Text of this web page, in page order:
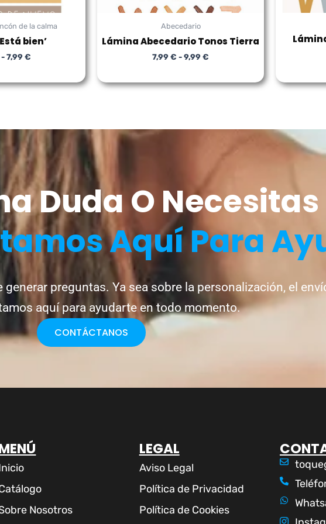
de la calma
bien’
- 7,99€
Abecedario
Lámina Abecedario Tonos Tierra
7,99€ -9,99€
Duda O
Aquí Para
preguntas. Ya sea sobre la personalización, el
aquí para ayudarte en todo momento.
CONTÁCTANOS
Nosotros
LEGAL
Aviso Legal
Política de Privacidad
Política de Cookies